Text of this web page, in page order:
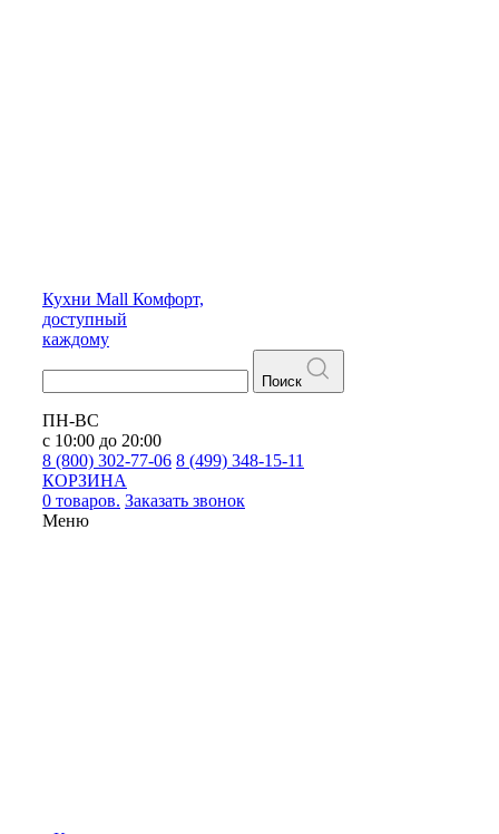
Кухни Mall Комфорт,
доступный
каждому
Поиск
ПН-ВС
с 10:00 до 20:00
8 (800) 302-77-06 8 (499) 348-15-11
КОРЗИНА
0 товаров. Заказать звонок
Меню